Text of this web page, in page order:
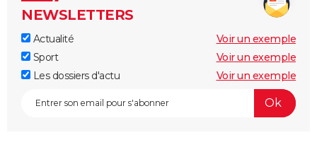
NEWSLETTERS
Actualité
Voir un exemple
Sport
Voir un exemple
Les dossiers d'actu
Voir un exemple